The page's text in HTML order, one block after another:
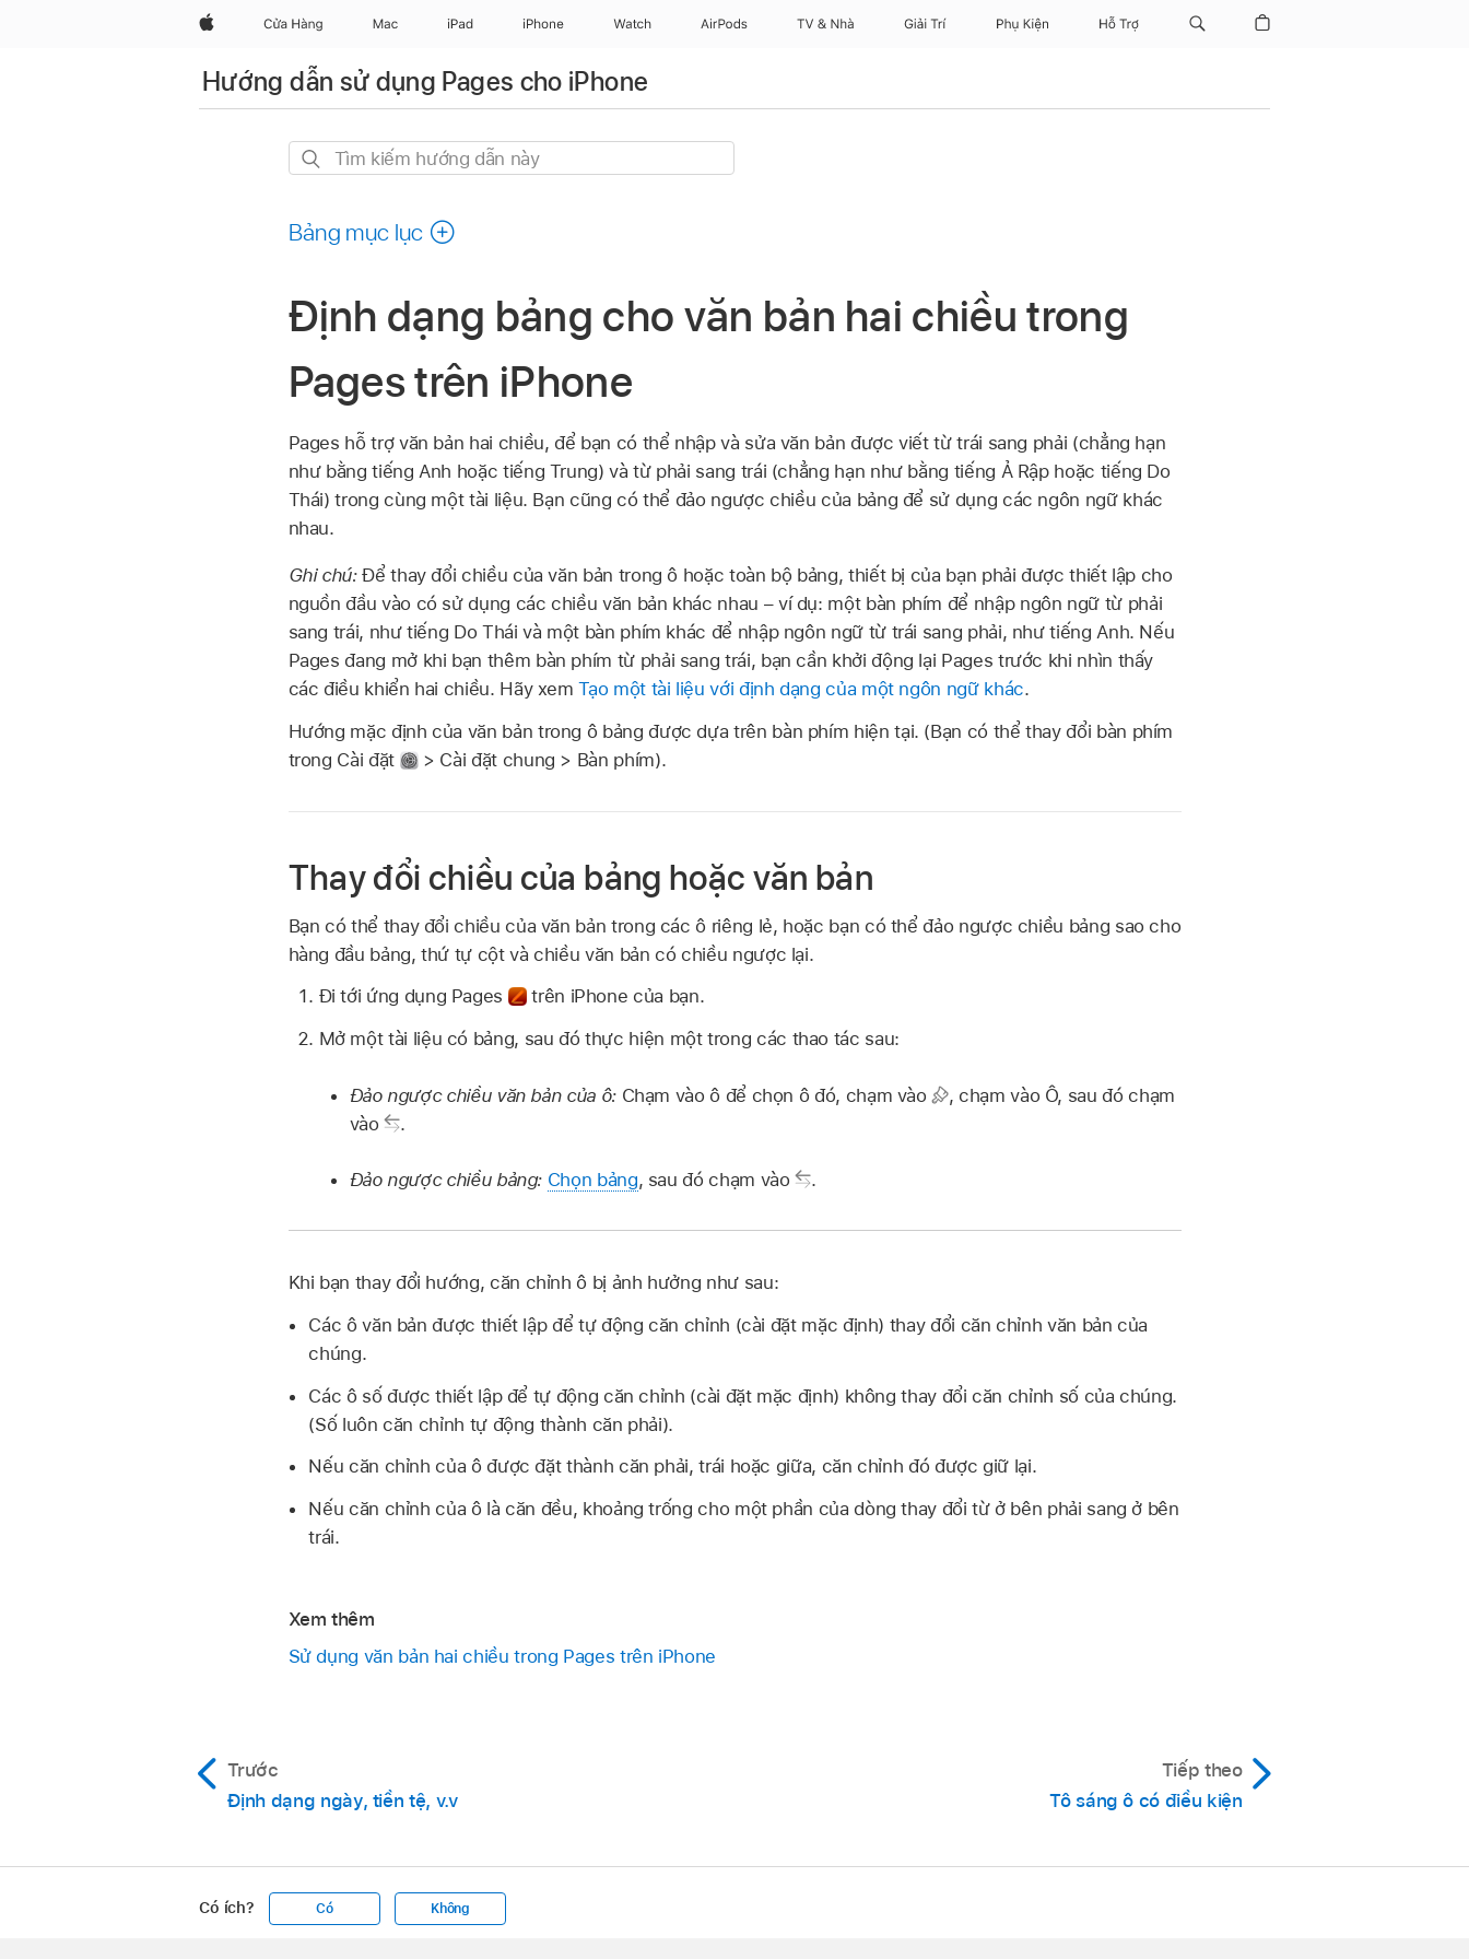
Apple Cửa Hàng Mac iPad iPhone Watch AirPods TV & Nhà Giải Trí Phụ Kiện Hỗ Trợ
Hướng dẫn sử dụng Pages cho iPhone
Tìm
dẫn
Bảng mục lục
Định dạng bảng cho văn bản hai chiều trong
Pages trên iPhone
Pages hỗ trợ văn bản hai chiều, để bạn có thể nhập và sửa văn bản được viết từ trái sang phải (chẳng hạn
như bằng tiếng Anh hoặc tiếng Trung) và từ phải sang trái (chẳng hạn như bằng tiếng Ả Rập hoặc tiếng Do
Thái) trong cùng một tài liệu. Bạn cũng có thể đảo ngược chiều của bảng để sử dụng các ngôn ngữ khác
nhau.
Ghi chú:Để thay đổi chiều của văn bản trong ô hoặc toàn bộ bảng, thiết bị của bạn phải được thiết lập cho
nguồn đầu vào có sử dụng các chiều văn bản khác nhau – ví dụ: một bàn phím để nhập ngôn ngữ từ phải
sang trái, như tiếng Do Thái và một bàn phím khác để nhập ngôn ngữ từ trái sang phải, như tiếng Anh. Nếu
Pages đang mở khi bạn thêm bàn phím từ phải sang trái, bạn cần khởi động lại Pages trước khi nhìn thấy
các điều khiển hai chiều. Hãy xemTạo một tài liệu với định dạng của một ngôn ngữ khác.
Hướng mặc định của văn bản trong ô bảng được dựa trên bàn phím hiện tại. (Bạn có thể thay đổi bàn phím
trong Cài đặt
> Cài đặt chung > Bàn phím).
Thay đổi chiều của bảng hoặc văn bản
Bạn có thể thay đổi chiều của văn bản trong các ô riêng lẻ, hoặc bạn có thể đảo ngược chiều bảng sao cho
hàng đầu bảng, thứ tự cột và chiều văn bản có chiều ngược lại.
Đi tới ứng dụng Pages
trên iPhone của bạn.
Mở một tài liệu có bảng, sau đó thực hiện một trong các thao tác sau:
Đảo ngược chiều văn bản của ô: Chạm vào ô để chọn ô đó, chạm vào , chạm vào Ô, sau đó chạm
vào
.
Đảo ngược chiều bảng: Chọn bảng, sau đó chạm vào .
Khi bạn thay đổi hướng, căn chỉnh ô bị ảnh hưởng như sau:
Các ô văn bản được thiết lập để tự động căn chỉnh (cài đặt mặc định) thay đổi căn chỉnh văn bản của
chúng.
Các ô số được thiết lập để tự động căn chỉnh (cài đặt mặc định) không thay đổi căn chỉnh số của chúng.
(Số luôn căn chỉnh tự động thành căn phải).
Nếu căn chỉnh của ô được đặt thành căn phải, trái hoặc giữa, căn chỉnh đó được giữ lại.
Nếu căn chỉnh của ô là căn đều, khoảng trống cho một phần của dòng thay đổi từ ở bên phải sang ở bên
trái.
Xem thêm
Sử dụng văn bản hai chiều trong Pages trên iPhone
Trước
Định dạng ngày, tiền tệ, v.v
Tiếp theo
Tô sáng ô có điều kiện
Có ích? Có Không